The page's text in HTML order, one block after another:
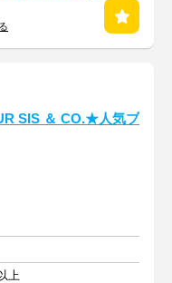
SIS ＆ CO.★人気ブ
上